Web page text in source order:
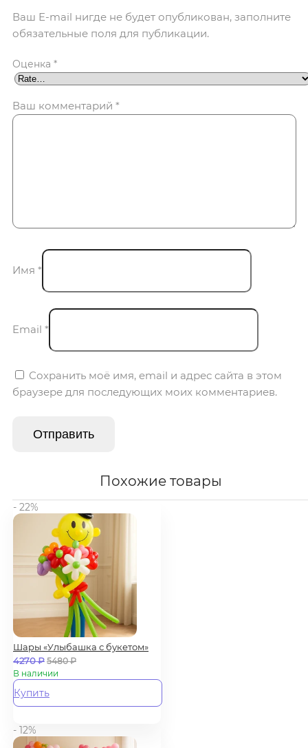
Ваш E-mail нигде не будет опубликован, заполните
обязательные поля для публикации.
Оценка *
Ваш комментарий *
Имя *
Email *
Сохранить моё имя, email и адрес сайта в этом
браузере для последующих моих комментариев.
Похожие товары
- 22%
Шары «Улыбашка с букетом»
4270₽ 5480₽
В наличии
Купить
- 12%